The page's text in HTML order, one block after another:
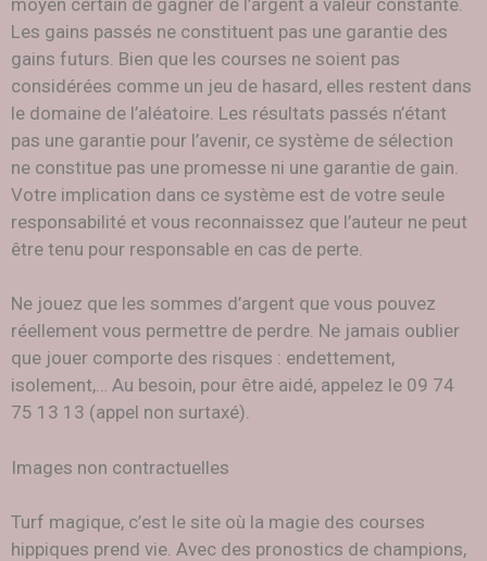
Les gains passés ne constituent pas une garantie des
gains futurs. Bien que les courses ne soient pas
considérées comme un jeu de hasard, elles restent dans
le domaine de l’aléatoire. Les résultats passés n’étant
pas une garantie pour l’avenir, ce système de sélection
ne constitue pas une promesse ni une garantie de gain.
Votre implication dans ce système est de votre seule
responsabilité et vous reconnaissez que l’auteur ne peut
être tenu pour responsable en cas de perte.
Ne jouez que les sommes d’argent que vous pouvez
réellement vous permettre de perdre. Ne jamais oublier
que jouer comporte des risques : endettement,
isolement,… Au besoin, pour être aidé, appelez le 09 74
75 13 13 (appel non surtaxé).
Images non contractuelles
Turf magique, c’est le site où la magie des courses
hippiques prend vie. Avec des pronostics de champions,